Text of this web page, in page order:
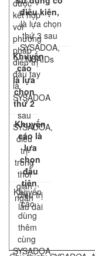
được
kết hợp
với
phương
pháp
điều trị
đầu tay
là
SYSADOA
điều kiện,
là lựa chọn
thứ 3 sau
SYSADOA,
NSAIDs
Khuyến
cáo
là lựa
chọn
thứ 2
sau
SYSADOA,
điều
trị
trong
thời
gian
ngắn
Khuyến
cáo là
lựa
chọn
đầu
tiên,
điều trị
lâu dài
Khuyến
cáo
dùng
thêm
cùng
SYSADOA